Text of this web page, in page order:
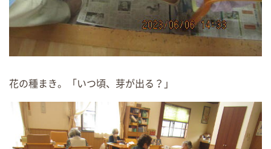
花の種まき。「いつ頃、芽が出る？」